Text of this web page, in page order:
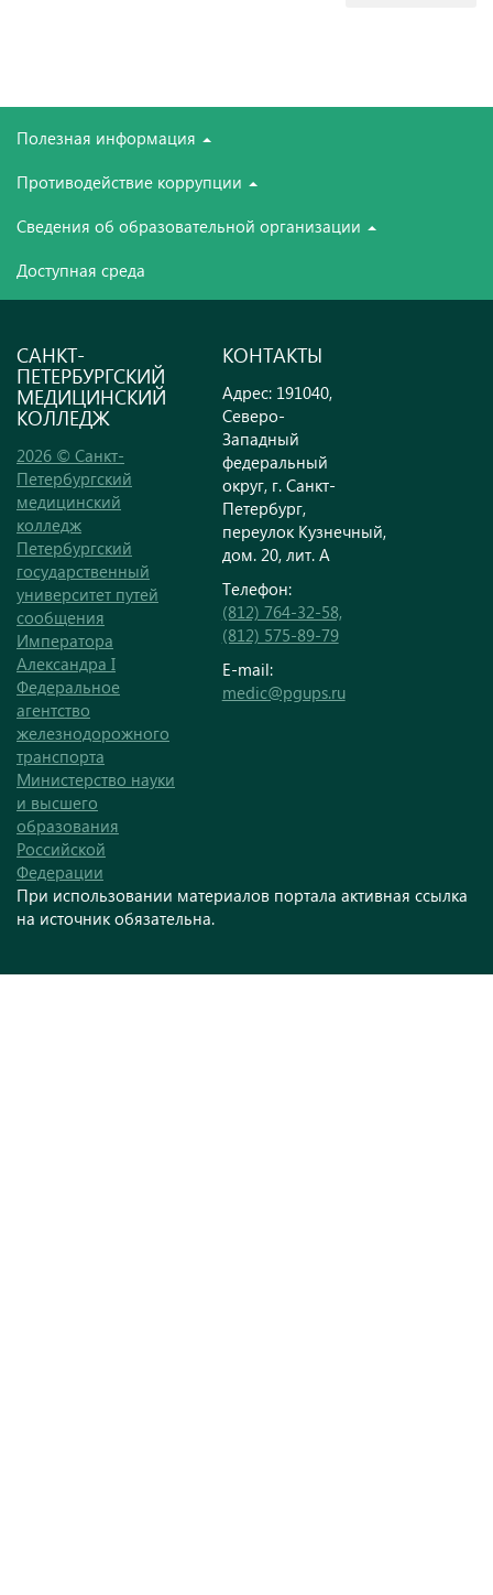
Полезная информация
Противодействие коррупции
Сведения об образовательной организации
Доступная среда
САНКТ-
ПЕТЕРБУРГСКИЙ
МЕДИЦИНСКИЙ
КОЛЛЕДЖ
2026 © Санкт-
Петербургский
медицинский
колледж
Петербургский
государственный
университет путей
сообщения
Императора
Александра I
Федеральное
агентство
железнодорожного
транспорта
Министерство науки
и высшего
образования
Российской
Федерации
КОНТАКТЫ
Адрес: 191040,
Северо-
Западный
федеральный
округ, г. Санкт-
Петербург,
переулок Кузнечный,
дом. 20, лит. А
Телефон:
(812) 764-32-58,
(812) 575-89-79
E-mail:
medic@pgups.ru
При использовании материалов портала активная ссылка
на источник обязательна.